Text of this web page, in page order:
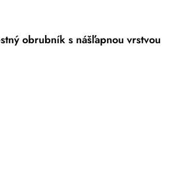
obrubník s nášľapnou vrstvou